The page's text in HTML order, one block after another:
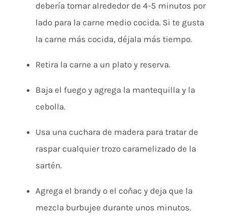
debería tomar alrededor de 4-5 minutos por
lado para la carne medio cocida. Si te gusta
la carne más cocida, déjala más tiempo.
Retira la carne a un plato y reserva.
Baja el fuego y agrega la mantequilla y la
cebolla.
Usa una cuchara de madera para tratar de
raspar cualquier trozo caramelizado de la
sartén.
Agrega el brandy o el coñac y deja que la
mezcla burbujee durante unos minutos.